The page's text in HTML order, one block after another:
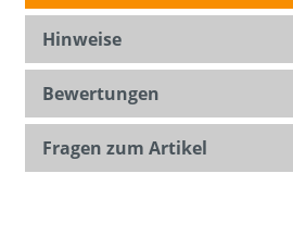
Hinweise
Bewertungen
Fragen zum Artikel